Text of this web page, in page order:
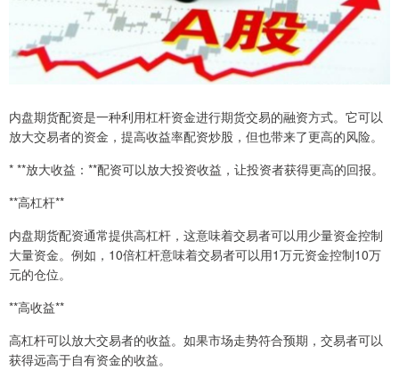
内盘期货配资是一种利用杠杆资金进行期货交易的融资方式。它可以
放大交易者的资金，提高收益率配资炒股，但也带来了更高的风险。
* **放大收益：**配资可以放大投资收益，让投资者获得更高的回报。
**高杠杆**
内盘期货配资通常提供高杠杆，这意味着交易者可以用少量资金控制
大量资金。例如，10倍杠杆意味着交易者可以用1万元资金控制10万
元的仓位。
**高收益**
高杠杆可以放大交易者的收益。如果市场走势符合预期，交易者可以
获得远高于自有资金的收益。